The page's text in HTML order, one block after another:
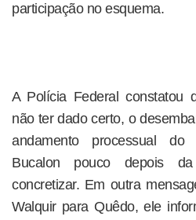
participação no esquema.
A Polícia Federal constatou
não ter dado certo, o
andamento processual
Bucalon pouco depois
concretizar. Em outra
Walquir para Quêdo, ele